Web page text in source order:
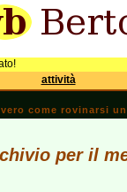
attività
come rovinarsi
per il